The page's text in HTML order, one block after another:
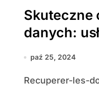
Skuteczne
danych:
pomoc w
paź 25, 2024
Recuperer-les-donnees.fr to portal, który